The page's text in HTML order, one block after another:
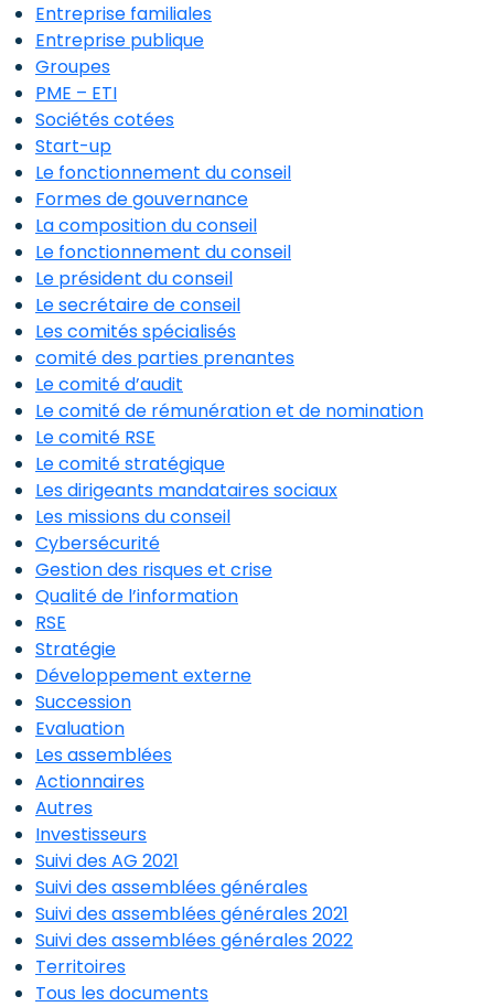
Entreprise familiales
Entreprise publique
Groupes
PME – ETI
Sociétés cotées
Start-up
Le fonctionnement du conseil
Formes de gouvernance
La composition du conseil
Le fonctionnement du conseil
Le président du conseil
Le secrétaire de conseil
Les comités spécialisés
comité des parties prenantes
Le comité d’audit
Le comité de rémunération et de nomination
Le comité RSE
Le comité stratégique
Les dirigeants mandataires sociaux
Les missions du conseil
Cybersécurité
Gestion des risques et crise
Qualité de l’information
RSE
Stratégie
Développement externe
Succession
Evaluation
Les assemblées
Actionnaires
Autres
Investisseurs
Suivi des AG 2021
Suivi des assemblées générales
Suivi des assemblées générales 2021
Suivi des assemblées générales 2022
Territoires
Tous les documents